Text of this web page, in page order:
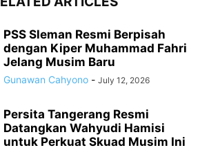
PSS Sleman Resmi Berpisah
dengan Kiper Muhammad Fahri
Jelang Musim Baru
Gunawan Cahyono - July 12, 2026
Persita Tangerang Resmi
Datangkan Wahyudi Hamisi
untuk Perkuat Skuad Musim Ini